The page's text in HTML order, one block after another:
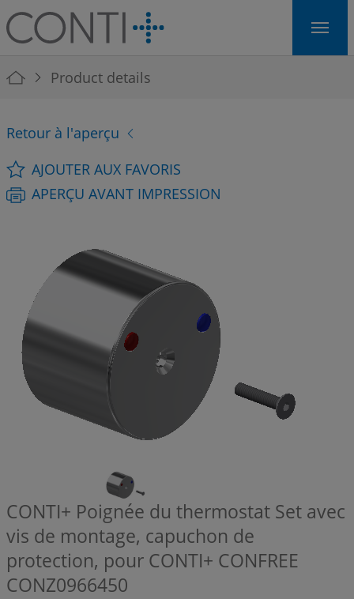
Skip to main navigation
Skip to main content
Skip to page footer
You are here:
Product details
Retour à l'aperçu
AJOUTER AUX FAVORIS
APERÇU AVANT IMPRESSION
CONTI+ Poignée du thermostat Set avec
vis de montage, capuchon de
protection, pour CONTI+ CONFREE
CONZ0966450